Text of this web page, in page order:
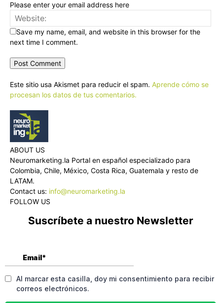
Please enter your email address here
Save my name, email, and website in this browser for the
next time I comment.
Este sitio usa Akismet para reducir el spam. Aprende cómo se
procesan los datos de tus comentarios.
ABOUT US
Neuromarketing.la Portal en español especializado para
Colombia, Chile, México, Costa Rica, Guatemala y resto de
LATAM.
Contact us: info@neuromarketing.la
FOLLOW US
Suscríbete a nuestro Newsletter